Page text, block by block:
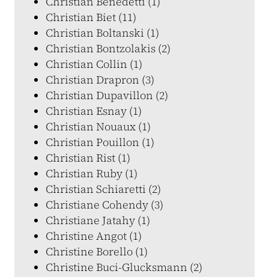
Christian Biet (11)
Christian Boltanski (1)
Christian Bontzolakis (2)
Christian Collin (1)
Christian Drapron (3)
Christian Dupavillon (2)
Christian Esnay (1)
Christian Nouaux (1)
Christian Pouillon (1)
Christian Rist (1)
Christian Ruby (1)
Christian Schiaretti (2)
Christiane Cohendy (3)
Christiane Jatahy (1)
Christine Angot (1)
Christine Borello (1)
Christine Buci-Glucksmann (2)